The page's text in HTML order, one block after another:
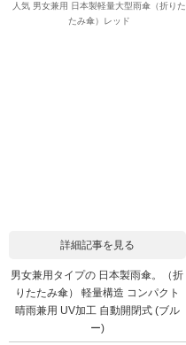
人気 男女兼用 日本製軽量大型雨傘（折りた
たみ傘）レッド
詳細記事を見る
男女兼用タイプの 日本製雨傘。（折
りたたみ傘） 軽量構造 コンパクト
晴雨兼用 UV加工 自動開閉式 (ブル
ー)